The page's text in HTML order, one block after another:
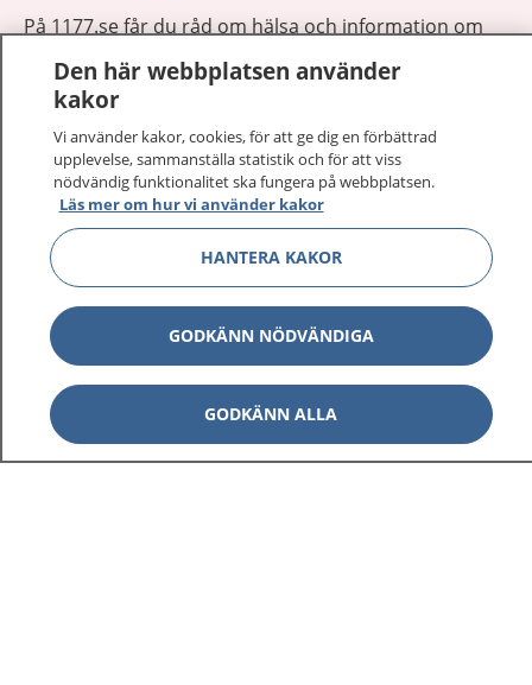
På 1177.se får du råd om hälsa och information om
Logga in för att läsa din journal och göra dina
vårdärenden. Ring telefonnummer 1177 för
sjukvårdsrådgivning dygnet runt.
1177 ger dig råd när du vill må bättre.
1177 på flera språk Visa
Om 1177 Visa
Kontakt Visa
Den här webbplatsen använder
kakor
Vi använder kakor, cookies, för att ge dig en förbättrad
upplevelse, sammanställa statistik och för att viss
nödvändig funktionalitet ska fungera på webbplatsen.
Läs mer om hur vi använder kakor
HANTERA KAKOR
GODKÄNN NÖDVÄNDIGA
GODKÄNN ALLA